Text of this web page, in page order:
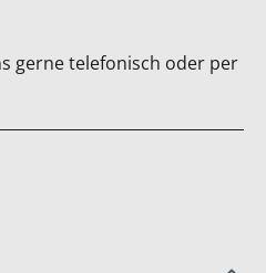
gerne telefonisch oder per